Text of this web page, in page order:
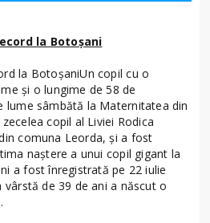
la Botoşani
la BotoşaniUn copil cu o
şi o lungime de 58 de
lume sâmbătă la Maternitatea din
copil al Liviei Rodica
comuna Leorda, şi a fost
naştere a unui copil gigant la
a fost înregistrată pe 22 iulie
de 39 de ani a născut o